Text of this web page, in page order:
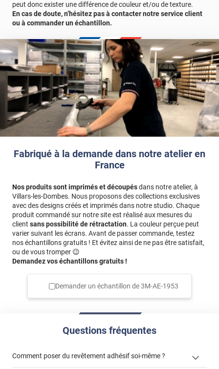
Fabriqué à la demande dans notre atelier en
France
Nos produits sont imprimés et découpésdans notre atelier, à
Villars-les-Dombes. Nous proposons des collections exclusives
avec des designs créés et imprimés dans notre studio. Chaque
produit commandé sur notre site est réalisé aux mesures du
client sans possibilité de rétractation. La couleur perçue peut
varier suivant les écrans. Avant de passer commande, testez
nos échantillons gratuits ! Et évitez ainsi de ne pas être satisfait,
ou de vous tromper 😉
Demandez vos échantillons gratuits !
Demander un échantillon de3M-AE-1953
Questions fréquentes
Comment poser du revêtement adhésif soi-même ?
peut donc exister une différence de couleur et/ou de texture.
En cas de doute, n’hésitez pas à contacter notre service client
ou à commander un échantillon.